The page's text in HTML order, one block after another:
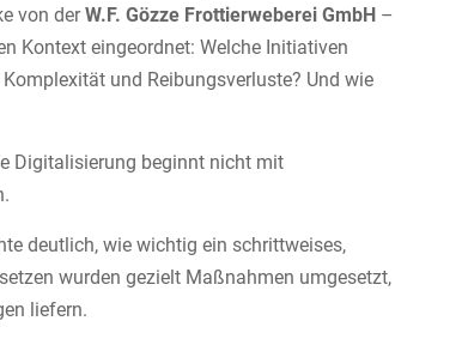
von derW.F. Gözze Frottierweberei GmbH –
Kontext eingeordnet: Welche Initiativen
und Reibungsverluste? Und wie
Digitalisierung beginnt nicht mit
deutlich, wie wichtig ein schrittweises,
wurden gezielt Maßnahmen umgesetzt,
liefern.